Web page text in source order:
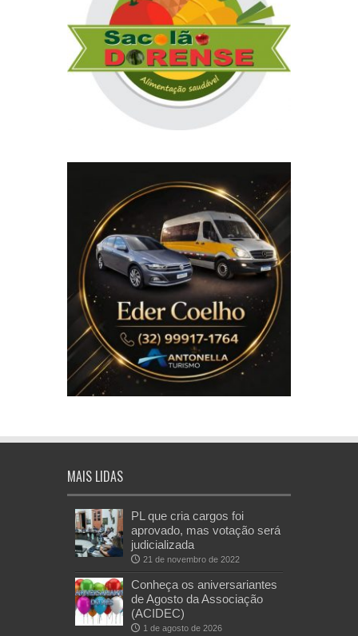
MAIS LIDAS
PL que cria cargos foi
aprovado, mas votação será
judicializada
21 de novembro de 2022
Conheça os aniversariantes
de Agosto da Associação
(ACIDEC)
1 de agosto de 2026